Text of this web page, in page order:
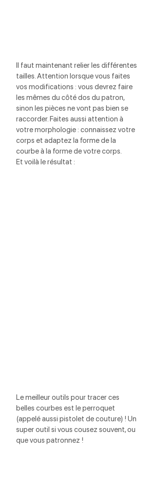
Il faut maintenant relier les différentes
tailles. Attention lorsque vous faites
vos modifications : vous devrez faire
les mêmes du côté dos du patron,
sinon les pièces ne vont pas bien se
raccorder. Faites aussi attention à
votre morphologie : connaissez votre
corps et adaptez la forme de la
courbe à la forme de votre corps.
Et voilà le résultat :
Le meilleur outils pour tracer ces
belles courbes est le perroquet
(appelé aussi pistolet de couture) ! Un
super outil si vous cousez souvent, ou
que vous patronnez !